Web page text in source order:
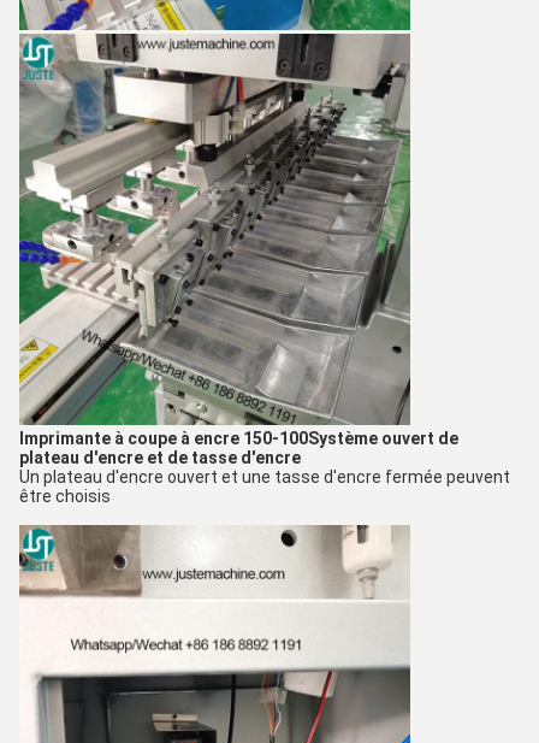
Imprimante à coupe à encre 150-100Système ouvert de
plateau d'encre et de tasse d'encre
Un plateau d'encre ouvert et une tasse d'encre fermée peuvent
être choisis